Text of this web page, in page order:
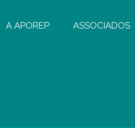
A APOREP ASSOCIADOS